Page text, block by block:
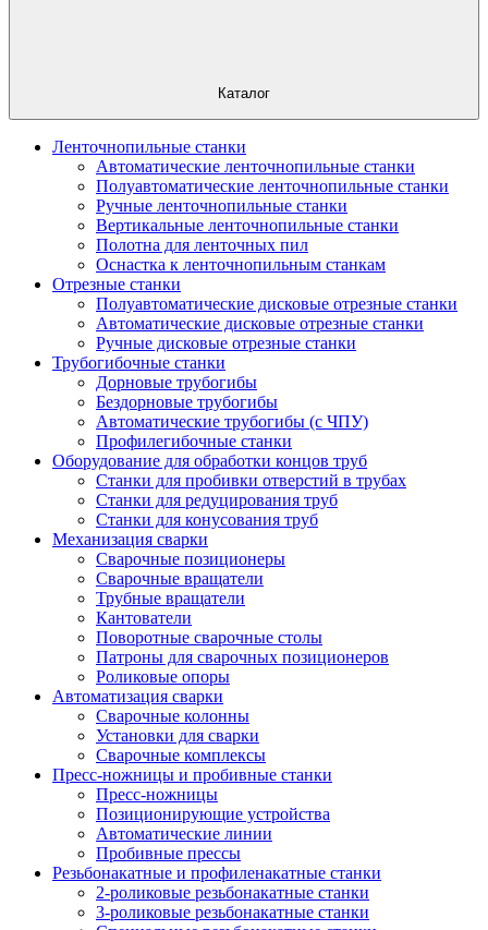
Каталог
Ленточнопильные станки
Автоматические ленточнопильные станки
Полуавтоматические ленточнопильные станки
Ручные ленточнопильные станки
Вертикальные ленточнопильные станки
Полотна для ленточных пил
Оснастка к ленточнопильным станкам
Отрезные станки
Полуавтоматические дисковые отрезные станки
Автоматические дисковые отрезные станки
Ручные дисковые отрезные станки
Трубогибочные станки
Дорновые трубогибы
Бездорновые трубогибы
Автоматические трубогибы (с ЧПУ)
Профилегибочные станки
Оборудование для обработки концов труб
Станки для пробивки отверстий в трубах
Станки для редуцирования труб
Станки для конусования труб
Механизация сварки
Сварочные позиционеры
Сварочные вращатели
Трубные вращатели
Кантователи
Поворотные сварочные столы
Патроны для сварочных позиционеров
Роликовые опоры
Автоматизация сварки
Сварочные колонны
Установки для сварки
Сварочные комплексы
Пресс-ножницы и пробивные станки
Пресс-ножницы
Позиционирующие устройства
Автоматические линии
Пробивные прессы
Резьбонакатные и профиленакатные станки
2-роликовые резьбонакатные станки
3-роликовые резьбонакатные станки